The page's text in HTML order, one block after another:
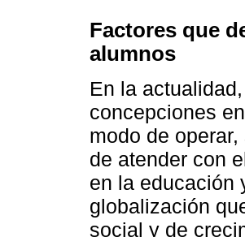
Factores que
alumnos
En la
concepciones
modo de
de atender con
en la educación
globalización
social y de